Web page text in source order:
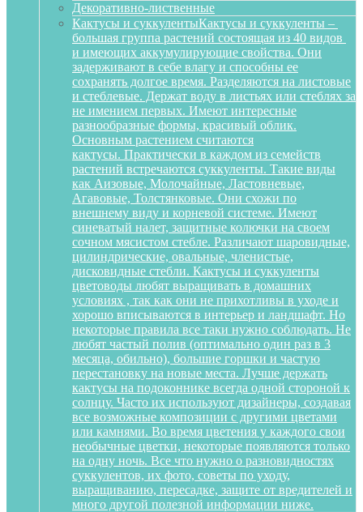
Декоративно-лиственные
Кактусы и суккулентыКактусы и суккуленты –
большая группа растений состоящая из 40 видов
и имеющих аккумулирующие свойства. Они
задерживают в себе влагу и способны ее
сохранять долгое время. Разделяются на листовые
и стеблевые. Держат воду в листьях или стеблях за
не имением первых. Имеют интересные
разнообразные формы, красивый облик.
Основным растением считаются
кактусы. Практически в каждом из семейств
растений встречаются суккуленты. Такие виды
как Аизовые, Молочайные, Ластовневые,
Агавовые, Толстянковые. Они схожи по
внешнему виду и корневой системе. Имеют
синеватый налет, защитные колючки на своем
сочном мясистом стебле. Различают шаровидные,
цилиндрические, овальные, членистые,
дисковидные стебли. Кактусы и суккуленты
цветоводы любят выращивать в домашних
условиях , так как они не прихотливы в уходе и
хорошо вписываются в интерьер и ландшафт. Но
некоторые правила все таки нужно соблюдать. Не
любят частый полив (оптимально один раз в 3
месяца, обильно), большие горшки и частую
перестановку на новые места. Лучше держать
кактусы на подоконнике всегда одной стороной к
солнцу. Часто их используют дизайнеры, создавая
все возможные композиции с другими цветами
или камнями. Во время цветения у каждого свои
необычные цветки, некоторые появляются только
на одну ночь. Все что нужно о разновидностях
суккулентов, их фото, советы по уходу,
выращиванию, пересадке, защите от вредителей и
много другой полезной информации ниже.